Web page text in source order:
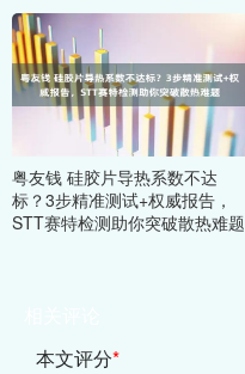
粤友钱 硅胶片导热系数不达
标？3步精准测试+权威报告，
STT赛特检测助你突破散热难题
本文评分*